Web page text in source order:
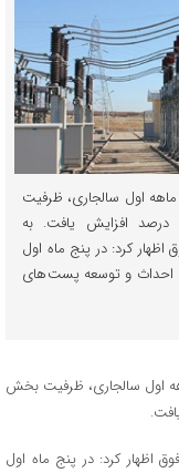
اول سالجاری، ظرفیت
بخش فوق توزیع پست های استان گیلان، ۹.۲ درصد افزایش یافت. به
اظهار کرد: در پنج ماه اول
احداث و توسعه پست های
اول سالجاری، ظرفیت بخش
اظهار کرد: در پنج ماه اول